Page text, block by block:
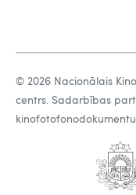
© 2026 Nacionālais
centrs. Sadarbības